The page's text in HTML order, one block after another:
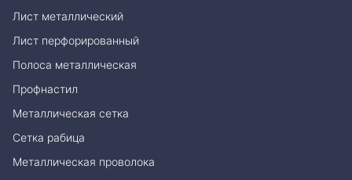
Лист металлический
Лист перфорированный
Полоса металлическая
Профнастил
Металлическая сетка
Сетка рабица
Металлическая проволока